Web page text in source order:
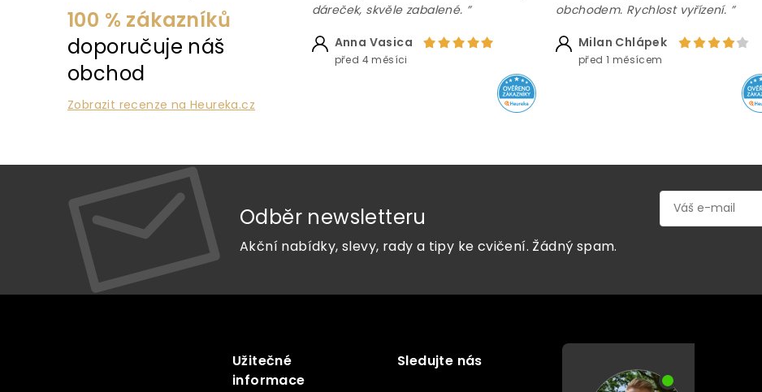
100 % zákazníků
doporučuje náš
obchod
Zobrazit recenze na Heureka.cz
dáreček, skvěle zabalené. ”
Anna Vasica
před 4 měsíci
obchodem. Rychlost vyřízení. ”
Milan Chlápek
před 1 měsícem
Odběr newsletteru
Akční nabídky, slevy, rady a tipy ke cvičení. Žádný spam.
Z
Užitečné
informace
Sledujte nás